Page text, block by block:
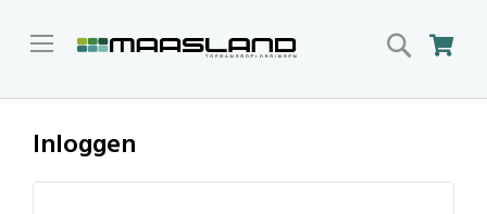
Search
Inloggen